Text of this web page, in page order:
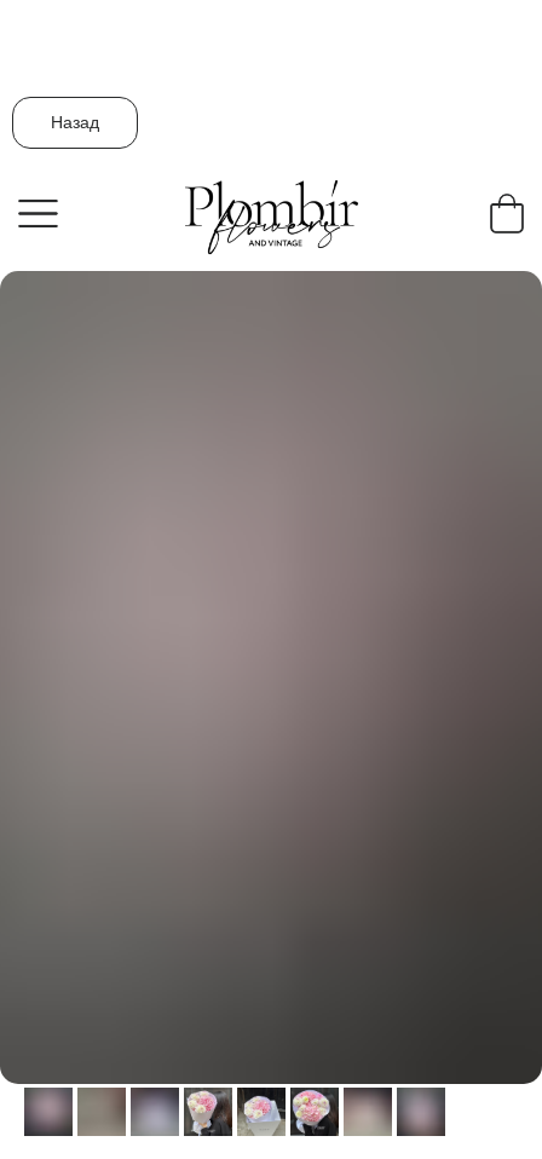
Назад